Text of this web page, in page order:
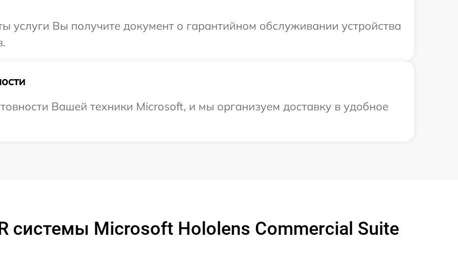
услуги Вы получите документ о гарантийном обслуживании устройства
Вашей техники Microsoft, и мы организуем доставку в удобное
системы Microsoft Hololens Commercial Suite